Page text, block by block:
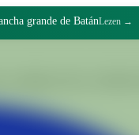
grande de BatánLezen →
werk en collectief